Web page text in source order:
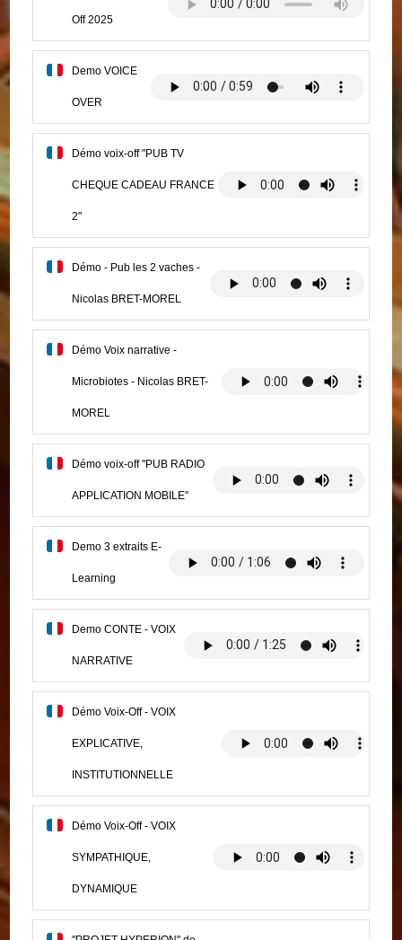
Off 2025
Demo VOICE
OVER
Démo voix-off "PUB TV
CHEQUE CADEAU FRANCE
2"
Démo - Pub les 2 vaches -
Nicolas BRET-MOREL
Démo Voix narrative -
Microbiotes - Nicolas BRET-
MOREL
Démo voix-off "PUB RADIO
APPLICATION MOBILE"
Demo 3 extraits E-
Learning
Demo CONTE - VOIX
NARRATIVE
Démo Voix-Off - VOIX
EXPLICATIVE,
INSTITUTIONNELLE
Démo Voix-Off - VOIX
SYMPATHIQUE,
DYNAMIQUE